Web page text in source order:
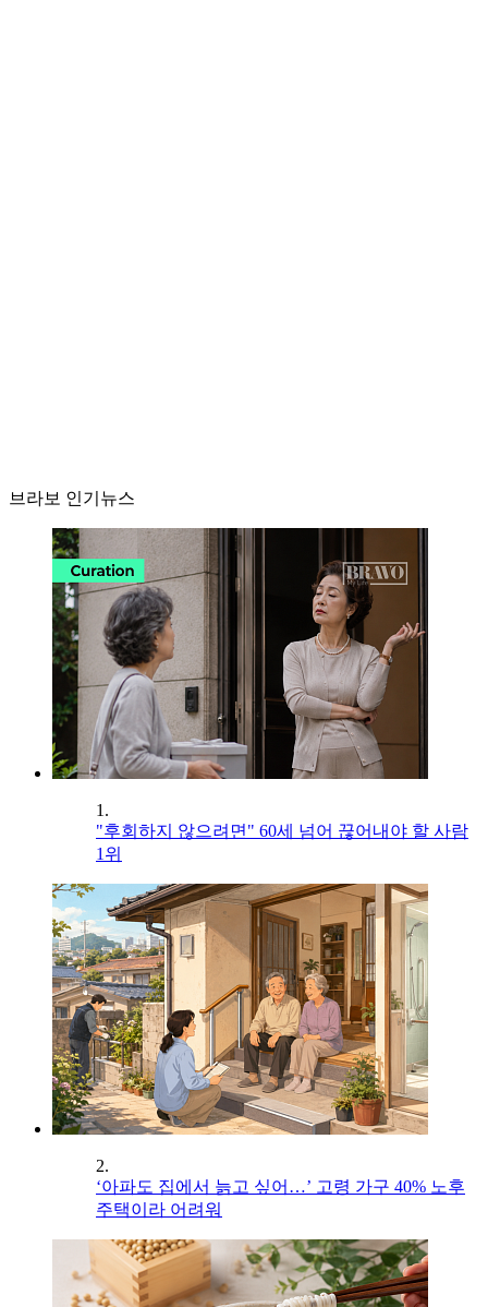
브라보 인기뉴스
1.
"후회하지 않으려면" 60세 넘어 끊어내야 할 사람
1위
2.
‘아파도 집에서 늙고 싶어…’ 고령 가구 40% 노후
주택이라 어려워